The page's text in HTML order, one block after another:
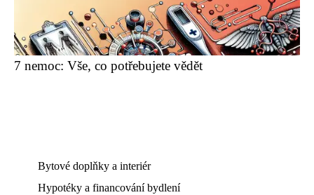
7 nemoc: Vše, co potřebujete vědět
Bytové doplňky a interiér
Hypotéky a financování bydlení